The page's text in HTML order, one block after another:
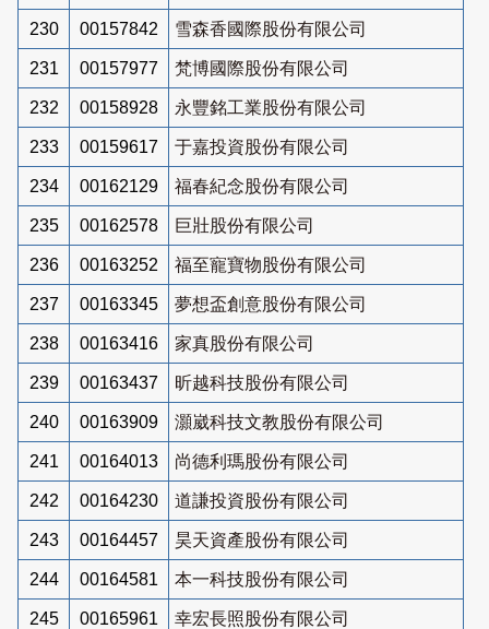
230 00157842 雪森香國際股份有限公司
231 00157977 梵博國際股份有限公司
232 00158928 永豐銘工業股份有限公司
233 00159617 于嘉投資股份有限公司
234 00162129 福春紀念股份有限公司
235 00162578 巨壯股份有限公司
236 00163252 福至寵寶物股份有限公司
237 00163345 夢想盃創意股份有限公司
238 00163416 家真股份有限公司
239 00163437 昕越科技股份有限公司
240 00163909 灝崴科技文教股份有限公司
241 00164013 尚德利瑪股份有限公司
242 00164230 道謙投資股份有限公司
243 00164457 昊天資產股份有限公司
244 00164581 本一科技股份有限公司
245 00165961 幸宏長照股份有限公司